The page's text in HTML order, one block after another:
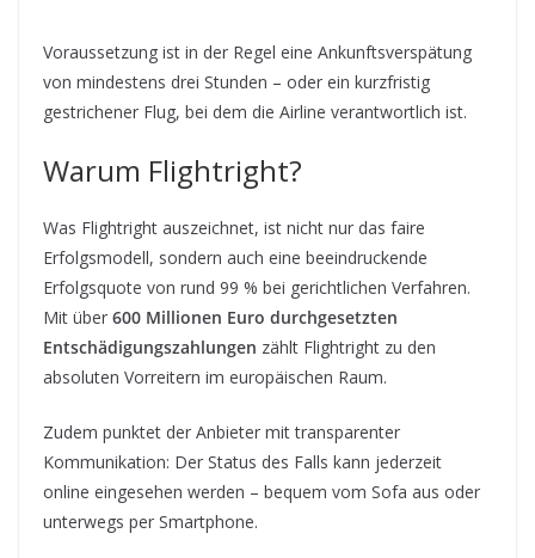
Voraussetzung ist in der Regel eine Ankunftsverspätung
von mindestens drei Stunden – oder ein kurzfristig
gestrichener Flug, bei dem die Airline verantwortlich ist.
Warum Flightright?
Was Flightright auszeichnet, ist nicht nur das faire
Erfolgsmodell, sondern auch eine beeindruckende
Erfolgsquote von rund 99 % bei gerichtlichen Verfahren.
Mit über 600 Millionen Euro durchgesetzten
Entschädigungszahlungen zählt Flightright zu den
absoluten Vorreitern im europäischen Raum.
Zudem punktet der Anbieter mit transparenter
Kommunikation: Der Status des Falls kann jederzeit
online eingesehen werden – bequem vom Sofa aus oder
unterwegs per Smartphone.